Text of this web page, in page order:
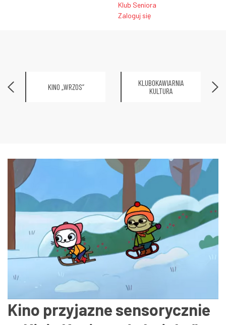
Klub Seniora
Zaloguj się
KINO „WRZOS”
KLUBOKAWIARNIA
KULTURA
Kino przyjazne sensorycznie